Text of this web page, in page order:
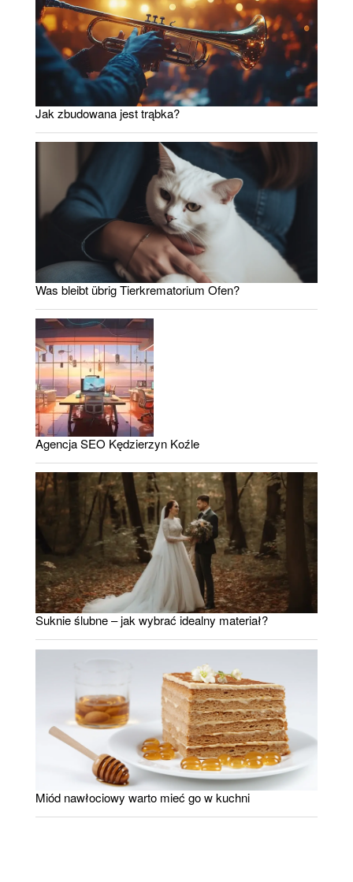
Jak zbudowana jest trąbka?
Was bleibt übrig Tierkrematorium Ofen?
Agencja SEO Kędzierzyn Koźle
Suknie ślubne – jak wybrać idealny materiał?
Miód nawłociowy warto mieć go w kuchni